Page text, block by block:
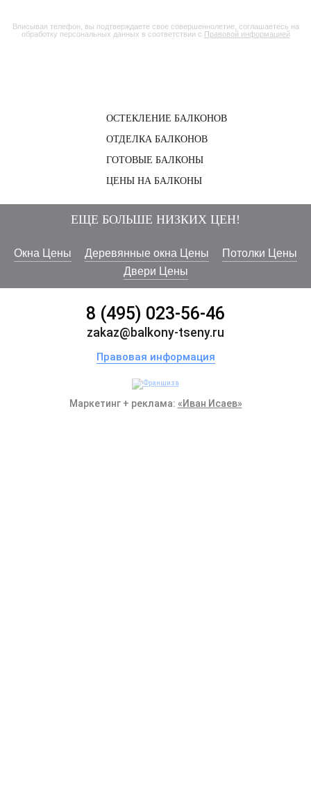
Вписывая телефон, вы подтверждаете свое совершеннолетие, соглашаетесь на
обработку персональных данных в соответствии с Правовой информацией
ОСТЕКЛЕНИЕ БАЛКОНОВ
ОТДЕЛКА БАЛКОНОВ
ГОТОВЫЕ БАЛКОНЫ
ЦЕНЫ НА БАЛКОНЫ
ЕЩЕ БОЛЬШЕ НИЗКИХ ЦЕН!
Окна Цены Деревянные окна Цены
Потолки Цены
Двери Цены
8 (495) 023-56-46
zakaz@balkony-tseny.ru
Правовая информация
Маркетинг + реклама: «Иван Исаев»